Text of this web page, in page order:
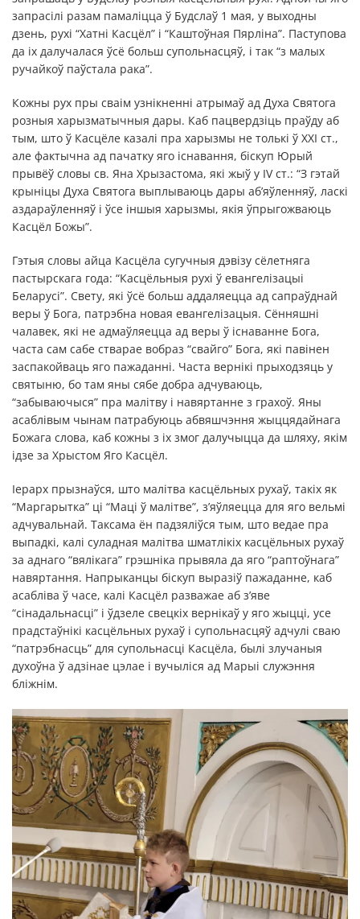
запрасілі разам памаліцца ў Будслаў 1 мая, у выходны
дзень, рухі “Хатні Касцёл” і “Каштоўная Пярліна”. Паступова
да іх далучалася ўсё больш супольнасцяў, і так “з малых
ручайкоў паўстала рака”.
Кожны рух пры сваім узнікненні атрымаў ад Духа Святога
розныя харызматычныя дары. Каб пацвердзіць праўду аб
тым, што ў Касцёле казалі пра харызмы не толькі ў XXI ст.,
але фактычна ад пачатку яго існавання, біскуп Юрый
прывёў словы св. Яна Хрызастома, які жыў у IV ст.: “З гэтай
крыніцы Духа Святога выплываюць дары аб’яўленняў, ласкі
аздараўленняў і ўсе іншыя харызмы, якія ўпрыгожваюць
Касцёл Божы”.
Гэтыя словы айца Касцёла сугучныя дэвізу сёлетняга
пастырскага года: “Касцёльныя рухі ў евангелізацыі
Беларусі”. Свету, які ўсё больш аддаляецца ад сапраўднай
веры ў Бога, патрэбна новая евангелізацыя. Сённяшні
чалавек, які не адмаўляецца ад веры ў існаванне Бога,
часта сам сабе стварае вобраз “свайго” Бога, які павінен
заспакойваць яго пажаданні. Часта вернікі прыходзяць у
святыню, бо там яны сябе добра адчуваюць,
“забываючыся” пра малітву і навяртанне з грахоў. Яны
асаблівым чынам патрабуюць абвяшчэння жыццядайнага
Божага слова, каб кожны з іх змог далучыцца да шляху, якім
ідзе за Хрыстом Яго Касцёл.
Іерарх прызнаўся, што малітва касцёльных рухаў, такіх як
“Маргарытка” ці “Маці ў малітве”, з’яўляецца для яго вельмі
адчувальнай. Таксама ён падзяліўся тым, што ведае пра
выпадкі, калі суладная малітва шматлікіх касцёльных рухаў
за аднаго “вялікага” грэшніка прывяла да яго “раптоўнага”
навяртання. Напрыканцы біскуп выразіў пажаданне, каб
асабліва ў часе, калі Касцёл разважае аб з’яве
“сінадальнасці” і ўдзеле свецкіх вернікаў у яго жыцці, усе
прадстаўнікі касцёльных рухаў і супольнасцяў адчулі сваю
“патрэбнасць” для супольнасці Касцёла, былі злучаныя
духоўна ў адзінае цэлае і вучыліся ад Марыі служэння
бліжнім.